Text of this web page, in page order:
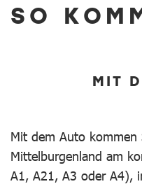
SO
MIT
Mit dem Auto kommen
Mittelburgenland am
A1, A21, A3 oder A4),